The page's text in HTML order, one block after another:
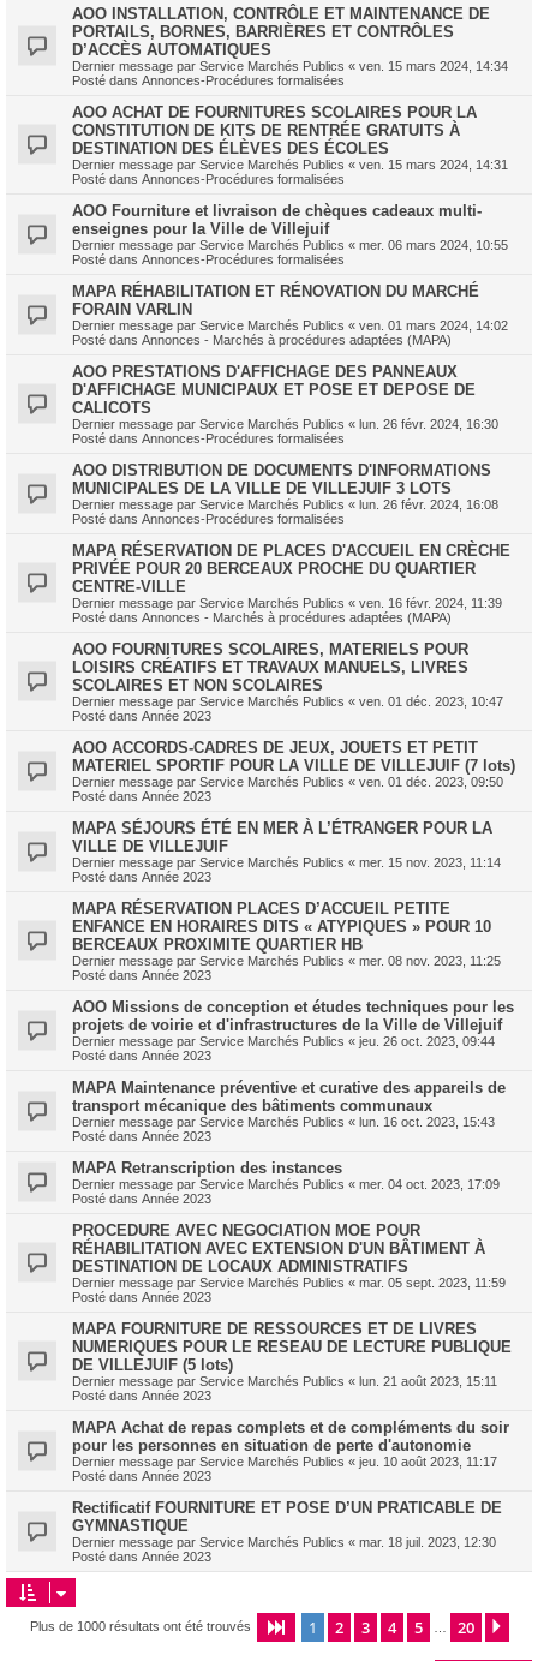
AOO INSTALLATION, CONTRÔLE ET MAINTENANCE DE
PORTAILS, BORNES, BARRIÈRES ET CONTRÔLES
D’ACCÈS AUTOMATIQUES
Dernier message par Service Marchés Publics « ven. 15 mars 2024, 14:34
Posté dans Annonces-Procédures formalisées
AOO ACHAT DE FOURNITURES SCOLAIRES POUR LA
CONSTITUTION DE KITS DE RENTRÉE GRATUITS À
DESTINATION DES ÉLÈVES DES ÉCOLES
Dernier message par Service Marchés Publics « ven. 15 mars 2024, 14:31
Posté dans Annonces-Procédures formalisées
AOO Fourniture et livraison de chèques cadeaux multi-
enseignes pour la Ville de Villejuif
Dernier message par Service Marchés Publics « mer. 06 mars 2024, 10:55
Posté dans Annonces-Procédures formalisées
MAPA RÉHABILITATION ET RÉNOVATION DU MARCHÉ
FORAIN VARLIN
Dernier message par Service Marchés Publics « ven. 01 mars 2024, 14:02
Posté dans Annonces - Marchés à procédures adaptées (MAPA)
AOO PRESTATIONS D'AFFICHAGE DES PANNEAUX
D'AFFICHAGE MUNICIPAUX ET POSE ET DEPOSE DE
CALICOTS
Dernier message par Service Marchés Publics « lun. 26 févr. 2024, 16:30
Posté dans Annonces-Procédures formalisées
AOO DISTRIBUTION DE DOCUMENTS D'INFORMATIONS
MUNICIPALES DE LA VILLE DE VILLEJUIF 3 LOTS
Dernier message par Service Marchés Publics « lun. 26 févr. 2024, 16:08
Posté dans Annonces-Procédures formalisées
MAPA RÉSERVATION DE PLACES D'ACCUEIL EN CRÈCHE
PRIVÉE POUR 20 BERCEAUX PROCHE DU QUARTIER
CENTRE-VILLE
Dernier message par Service Marchés Publics « ven. 16 févr. 2024, 11:39
Posté dans Annonces - Marchés à procédures adaptées (MAPA)
AOO FOURNITURES SCOLAIRES, MATERIELS POUR
LOISIRS CRÉATIFS ET TRAVAUX MANUELS, LIVRES
SCOLAIRES ET NON SCOLAIRES
Dernier message par Service Marchés Publics « ven. 01 déc. 2023, 10:47
Posté dans Année 2023
AOO ACCORDS-CADRES DE JEUX, JOUETS ET PETIT
MATERIEL SPORTIF POUR LA VILLE DE VILLEJUIF (7 lots)
Dernier message par Service Marchés Publics « ven. 01 déc. 2023, 09:50
Posté dans Année 2023
MAPA SÉJOURS ÉTÉ EN MER À L’ÉTRANGER POUR LA
VILLE DE VILLEJUIF
Dernier message par Service Marchés Publics « mer. 15 nov. 2023, 11:14
Posté dans Année 2023
MAPA RÉSERVATION PLACES D’ACCUEIL PETITE
ENFANCE EN HORAIRES DITS « ATYPIQUES » POUR 10
BERCEAUX PROXIMITE QUARTIER HB
Dernier message par Service Marchés Publics « mer. 08 nov. 2023, 11:25
Posté dans Année 2023
AOO Missions de conception et études techniques pour les
projets de voirie et d'infrastructures de la Ville de Villejuif
Dernier message par Service Marchés Publics « jeu. 26 oct. 2023, 09:44
Posté dans Année 2023
MAPA Maintenance préventive et curative des appareils de
transport mécanique des bâtiments communaux
Dernier message par Service Marchés Publics « lun. 16 oct. 2023, 15:43
Posté dans Année 2023
MAPA Retranscription des instances
Dernier message par Service Marchés Publics « mer. 04 oct. 2023, 17:09
Posté dans Année 2023
PROCEDURE AVEC NEGOCIATION MOE POUR
RÉHABILITATION AVEC EXTENSION D'UN BÂTIMENT À
DESTINATION DE LOCAUX ADMINISTRATIFS
Dernier message par Service Marchés Publics « mar. 05 sept. 2023, 11:59
Posté dans Année 2023
MAPA FOURNITURE DE RESSOURCES ET DE LIVRES
NUMERIQUES POUR LE RESEAU DE LECTURE PUBLIQUE
DE VILLEJUIF (5 lots)
Dernier message par Service Marchés Publics « lun. 21 août 2023, 15:11
Posté dans Année 2023
MAPA Achat de repas complets et de compléments du soir
pour les personnes en situation de perte d'autonomie
Dernier message par Service Marchés Publics « jeu. 10 août 2023, 11:17
Posté dans Année 2023
Rectificatif FOURNITURE ET POSE D’UN PRATICABLE DE
GYMNASTIQUE
Dernier message par Service Marchés Publics « mar. 18 juil. 2023, 12:30
Posté dans Année 2023
Plus de 1000 résultats ont été trouvés Page 1sur20
1 2 3 4 5 20